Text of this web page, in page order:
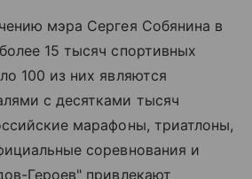
мэра Сергея Собянина в
15 тысяч спортивных
100 из них являются
с десятками тысяч
марафоны, триатлоны,
соревнования и
Героев" привлекают